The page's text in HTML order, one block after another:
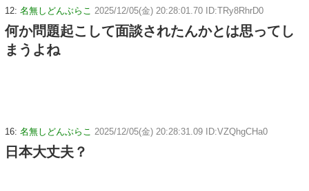
12: 名無しどんぶらこ 2025/12/05(金) 20:28:01.70 ID:TRy8RhrD0
何か問題起こして面談されたんかとは思ってし
まうよね
16: 名無しどんぶらこ 2025/12/05(金) 20:28:31.09 ID:VZQhgCHa0
日本大丈夫？